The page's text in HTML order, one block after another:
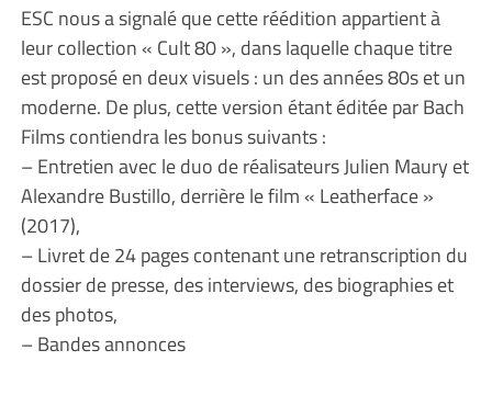
ESC nous a signalé que cette réédition appartient à
leur collection « Cult 80 », dans laquelle chaque titre
est proposé en deux visuels : un des années 80s et un
moderne. De plus, cette version étant éditée par Bach
Films contiendra les bonus suivants :
– Entretien avec le duo de réalisateurs Julien Maury et
Alexandre Bustillo, derrière le film « Leatherface »
(2017),
– Livret de 24 pages contenant une retranscription du
dossier de presse, des interviews, des biographies et
des photos,
– Bandes annonces